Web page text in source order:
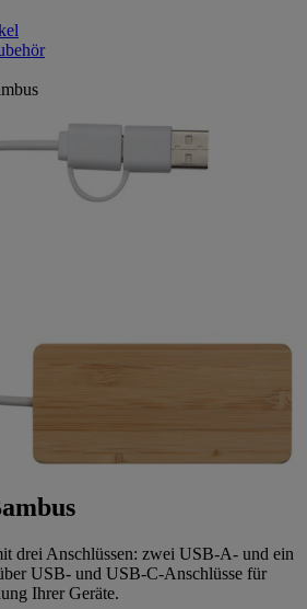
drei Anschlüssen: zwei USB-A- und ein
USB- und USB-C-Anschlüsse für
Ihrer Geräte.